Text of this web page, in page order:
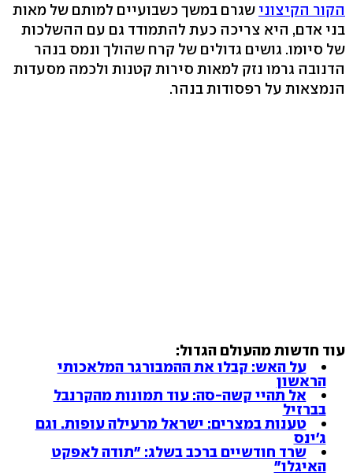
הקור הקיצוני שגרם במשך כשבועיים למותם של מאות
בני אדם, היא צריכה כעת להתמודד גם עם ההשלכות
של סיומו. גושים גדולים של קרח שהולך ונמס בנהר
הדנובה גרמו נזק למאות סירות קטנות ולכמה מסעדות
הנמצאות על רפסודות בנהר.
עוד חדשות מהעולם הגדול:
על האש: קבלו את ההמבורגר המלאכותי
הראשון
אל תהיי קשה-סה: עוד תמונות מהקרנבל
בברזיל
טענות במצרים: ישראל מרעילה עופות. וגם
ג'ינס
שרד חודשיים ברכב בשלג: "תודה לאפקט
האיגלו"